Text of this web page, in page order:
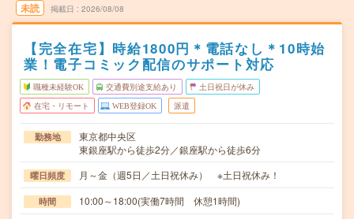
未読 掲載日 2026/08/08
【完全在宅】時給1800円＊電話なし＊10時始
業！電子コミック配信のサポート対応
職種未経験OK 交通費別途支給あり 土日祝日が休み
在宅・リモート WEB登録OK 派遣
勤務地
東京都中央区
東銀座駅から徒歩2分／銀座駅から徒歩6分
曜日頻度 月～金（週5日／土日祝休み） ※土日祝休み！
時間 10:00～18:00(実働7時間 休憩1時間)